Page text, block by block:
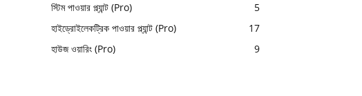
স্টিম পাওয়ার প্ল্যান্ট (Pro)
5
হাইড্রোইলেকট্রিক পাওয়ার প্ল্যান্ট (Pro)
17
হাউজ ওয়ারিং (Pro)
9